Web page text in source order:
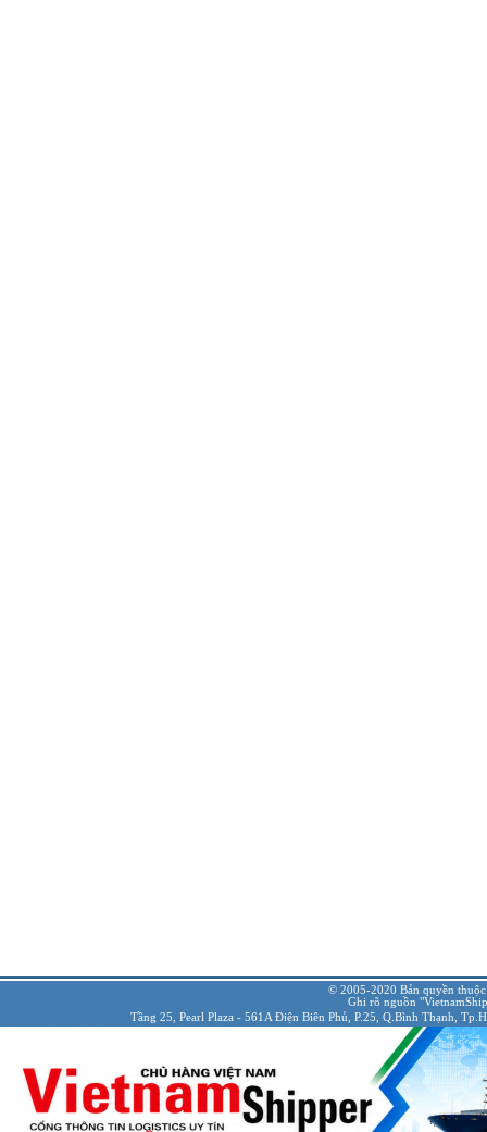
© 2005-2020 Bản quyền
Ghi rõ nguồn
Tầng 25, Pearl Plaza - 561A Điện Biên Phủ, P.25, Q.Bình Thạnh,